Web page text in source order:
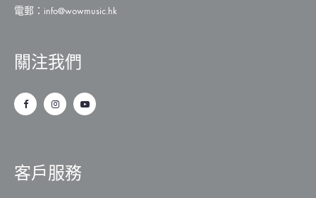
電郵： info@wowmusic.hk
關注我們
客戶服務